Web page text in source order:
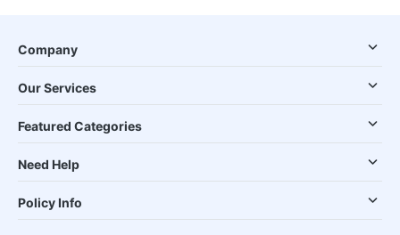
Company
Our Services
Featured Categories
Need Help
Policy Info